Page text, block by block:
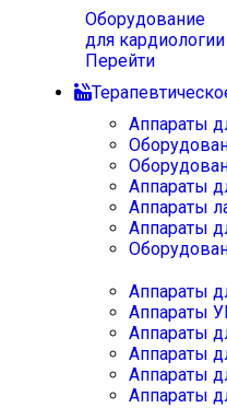
Оборудование
для кардиологии
Перейти
Аппараты
Аппараты
Аппараты
Аппараты
Аппараты
Аппараты
Аппараты
Аппараты
Аппараты
Аппараты